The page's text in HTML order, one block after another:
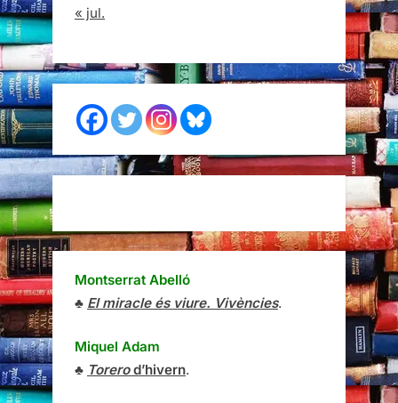
« jul.
Montserrat Abelló
♣ El miracle és viure. Vivències.
Miquel Adam
♣ Torerod’hivern.